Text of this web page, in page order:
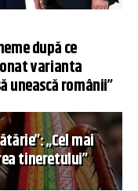
după ce
varianta
unească românii”
„Cel mai
tineretului”